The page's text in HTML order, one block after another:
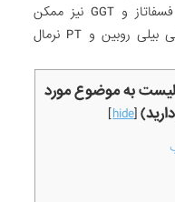
حداقل ۲ برابر ALT می‌باشد). آلکالن فسفاتاز و GGT نیز ممکن
است بالا باشد (حداکثر تا ۳ برابر) ولی بیلی روبین و PT نرمال
لیست به موضوع مورد
[
hide
]